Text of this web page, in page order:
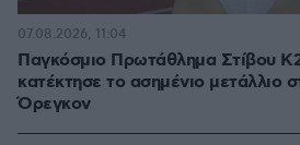
Παγκόσμιο Πρωτάθλημα Στίβου
κατέκτησε το ασημένιο μετάλλιο
Όρεγκον
07.08.2026, 11:04